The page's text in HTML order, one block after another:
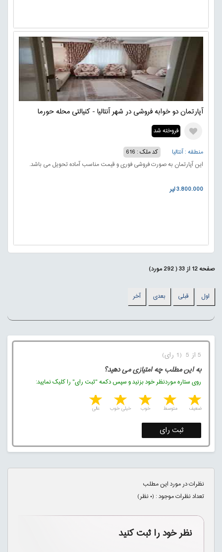
آپارتمان دو خوابه فروشی در شهر آنتالیا - کنیالتی محله حورما
فروخته شد
منطقه : آنتالیا
کد ملک : 616
این آپارتمان به صورت فروشی فوری و قیمت مناسب آماده تحویل می باشد.
3.800.000 لیر
صفحه12از33
(
292مورد)
اول قبلی بعدی آخر
5 از 5 (1 رای)
به این مطلب چه امتیازی می دهید؟
روی ستاره موردنظر خود بزنید و سپس دکمه "ثبت رای" را کلیک نمایید:
4 stars 3 stars 2 stars 1 star عالی خیلی خوب خوب متوسط ضعیف
ثبت رای
نظرات در مورد این مطلب
تعداد نظرات موجود : (۰نظر)
نظر خود را ثبت کنید